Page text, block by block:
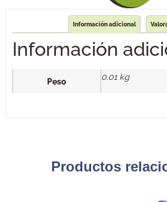
Información adicional
Información
Peso 0.01 kg
Productos